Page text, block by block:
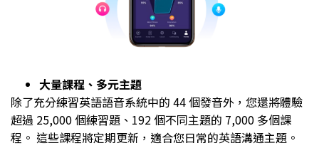
大量課程、多元主題
除了充分練習英語語音系統中的 44 個發音外，您還將體驗
超過 25,000 個練習題、192 個不同主題的 7,000 多個課
程。 這些課程將定期更新，適合您日常的英語溝通主題。